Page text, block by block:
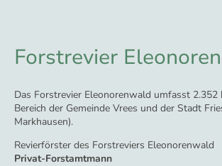
Forstrevier
Das Forstrevier Eleonorenwald umfasst 2.352
Bereich der Gemeinde Vrees und der Stadt
Markhausen).
Revierförster des Forstreviers Eleonorenwald
Privat-Forstamtmann